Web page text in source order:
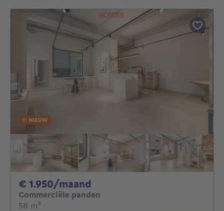
NIEUW
€ 1.950/maand
Commerciële panden
58 m²